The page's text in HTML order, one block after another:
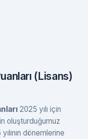
(Lisans)
2025 yılı için
oluşturduğumuz
dönemlerine